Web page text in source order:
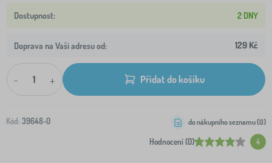
2 DNY
Doprava na Vaši adresu od: 129 Kč
- + Přidat do košíku
Kód: 39648-0
Hodnocení (0) 4
do nákupního seznamu (0)